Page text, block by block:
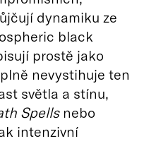
dynamiku ze
black
prostě jako
nevystihuje ten
světla a stínu,
Spellsnebo
intenzivní